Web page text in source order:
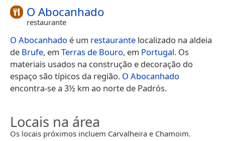
O Abocanhado
restaurante
O Abocanhado é um restaurante localizado na aldeia
de Brufe, em Terras de Bouro, em Portugal. Os
materiais usados na construção e decoração do
espaço são típicos da região. O Abocanhado
encontra-se a 3½ km ao norte de Padrós.
Locais na área
Os locais próximos incluem Carvalheira e Chamoim.